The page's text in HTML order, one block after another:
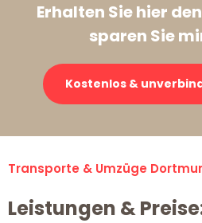
Erhalten Sie hier den
sparen Sie
Kostenlos &
Transporte & Umzüge
Leistungen &